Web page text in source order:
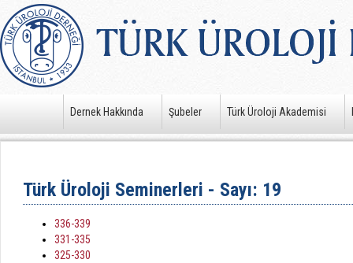
Dernek Hakkında Şubeler Türk Üroloji Akademisi
Türk Üroloji Seminerleri - Sayı: 19
336-339
331-335
325-330